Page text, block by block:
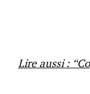
Lire aussi :